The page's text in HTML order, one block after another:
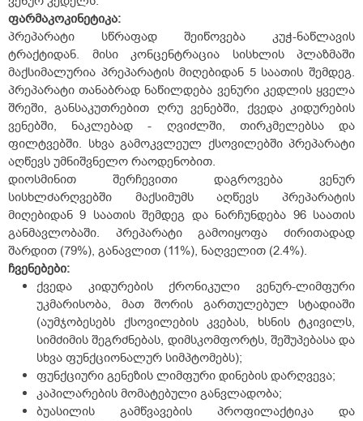
ფარმაკოკინეტიკა:
პრეპარატი სწრაფად შეიწოვება კუჭ-ნაწლავის
ტრაქტიდან. მისი კონცენტრაცია სისხლის პლაზმაში
მაქსიმალურია პრეპარატის მიღებიდან 5 საათის შემდეგ.
პრეპარატი თანაბრად ნაწილდება ვენური კედლის ყველა
შრეში, განსაკუთრებით ღრუ ვენებში, ქვედა კიდურების
ვენებში, ნაკლებად - ღვიძლში, თირკმელებსა და
ფილტვებში. სხვა გამოკვლეულ ქსოვილებში პრეპარატი
აღწევს უმნიშვნელო რაოდენობით.
დიოსმინით შერჩევითი დაგროვება ვენურ
სისხლძარღვებში მაქსიმუმს აღწევს პრეპარატის
მიღებიდან 9 საათის შემდეგ და ნარჩუნდება 96 საათის
განმავლობაში. პრეპარატი გამოიყოფა ძირითადად
შარდით (79%), განავლით (11%), ნაღველით (2.4%).
ჩვენებები:
ქვედა კიდურების ქრონიკული ვენურ-ლიმფური
უკმარისობა, მათ შორის გართულებულ სტადიაში
(აუმჯობესებს ქსოვილების კვებას, ხსნის ტკივილს,
სიმძიმის შეგრძნებას, დიმსკომფორტს, შეშუპებასა და
სხვა ფუნქციონალურ სიმპტომებს);
ფუნქციური გენეზის ლიმფური დინების დარღვევა;
კაპილარების მომატებული განვლადობა;
ბუასილის გამწვავების პროფილაქტიკა და